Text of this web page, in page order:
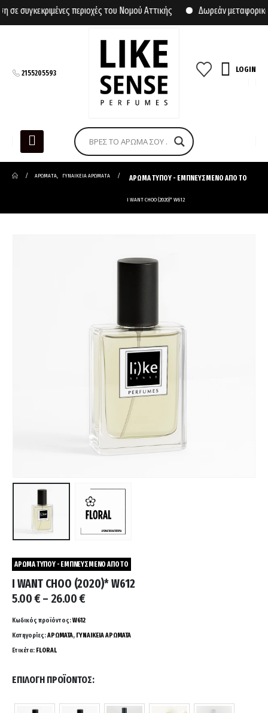
συγκεκριμένες περιοχές του Νομού Αττικής Δωρεάν μεταφορικά
2155205593 LOGIN
ΑΡΩΜΑΤΑ, ΓΥΝΑΙΚΕΙΑ ΑΡΩΜΑΤΑ ΑΡΩΜΑ ΤΥΠΟΥ - ΕΜΠΝΕΥΣΜΕΝΟ ΑΠΟ ΤΟ
I WANT CHOO (2020)* W612
ΑΡΩΜΑ ΤΥΠΟΥ - ΕΜΠΝΕΥΣΜΕΝΟ ΑΠΟ ΤΟ
I WANT CHOO (2020)* W612
5.00€– 26.00€Price
5.00 €
through
Κωδικός προϊόντος:W612
Κατηγορίες:ΑΡΩΜΑΤΑ, ΓΥΝΑΙΚΕΙΑ ΑΡΩΜΑΤΑ
Ετικέτα: FLORAL
ΕΠΙΛΟΓΉ ΠΡΟΪΌΝΤΟΣ